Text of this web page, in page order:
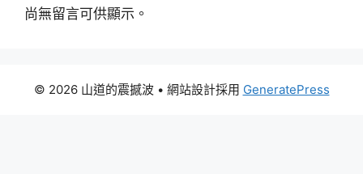
尚無留言可供顯示。
© 2026 山道的震撼波• 網站設計採用 GeneratePress